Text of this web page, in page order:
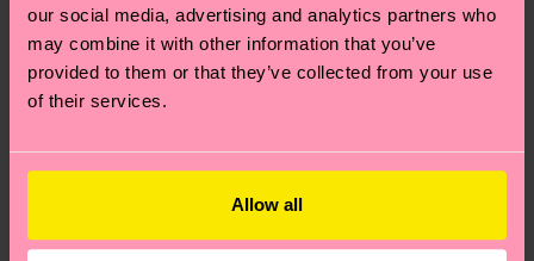
our social media, advertising and analytics partners who
may combine it with other information that you’ve
provided to them or that they’ve collected from your use
of their services.
Allow all